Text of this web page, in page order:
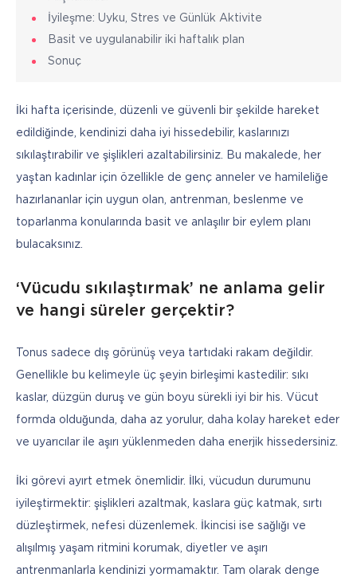
İyileşme: Uyku, Stres ve Günlük Aktivite
Basit ve uygulanabilir iki haftalık plan
Sonuç
İki hafta içerisinde, düzenli ve güvenli bir şekilde hareket
edildiğinde, kendinizi daha iyi hissedebilir, kaslarınızı
sıkılaştırabilir ve şişlikleri azaltabilirsiniz. Bu makalede, her
yaştan kadınlar için özellikle de genç anneler ve hamileliğe
hazırlananlar için uygun olan, antrenman, beslenme ve
toparlanma konularında basit ve anlaşılır bir eylem planı
bulacaksınız.
‘Vücudu sıkılaştırmak’ ne anlama gelir
ve hangi süreler gerçektir?
Tonus sadece dış görünüş veya tartıdaki rakam değildir.
Genellikle bu kelimeyle üç şeyin birleşimi kastedilir: sıkı
kaslar, düzgün duruş ve gün boyu sürekli iyi bir his. Vücut
formda olduğunda, daha az yorulur, daha kolay hareket eder
ve uyarıcılar ile aşırı yüklenmeden daha enerjik hissedersiniz.
İki görevi ayırt etmek önemlidir. İlki, vücudun durumunu
iyileştirmektir: şişlikleri azaltmak, kaslara güç katmak, sırtı
düzleştirmek, nefesi düzenlemek. İkincisi ise sağlığı ve
alışılmış yaşam ritmini korumak, diyetler ve aşırı
antrenmanlarla kendinizi yormamaktır. Tam olarak denge